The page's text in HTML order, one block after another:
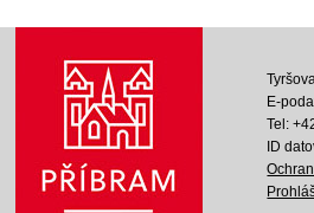
E-
Tel:
ID